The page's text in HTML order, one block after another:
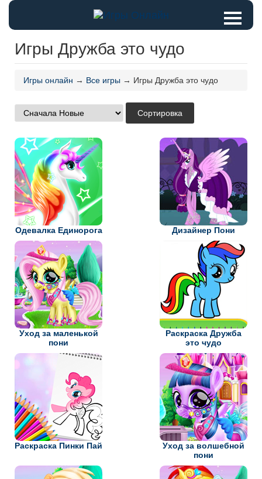
Игры Дружба это чудо
Игры онлайн → Все игры → Игры Дружба это чудо
Одевалка Единорога Дизайнер Пони
Уход за маленькой
пони
Раскраска Дружба
это чудо
Раскраска Пинки Пай
Уход за волшебной
пони